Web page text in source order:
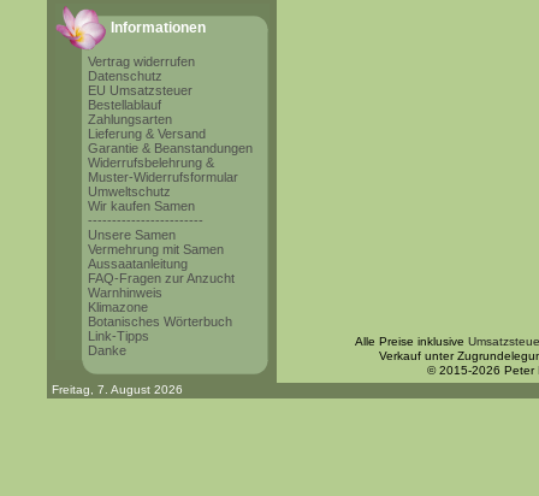
Informationen
Vertrag widerrufen
Datenschutz
EU Umsatzsteuer
Bestellablauf
Zahlungsarten
Lieferung & Versand
Garantie & Beanstandungen
Widerrufsbelehrung &
Muster-Widerrufsformular
Umweltschutz
Wir kaufen Samen
------------------------
Unsere Samen
Vermehrung mit Samen
Aussaatanleitung
FAQ-Fragen zur Anzucht
Warnhinweis
Klimazone
Botanisches Wörterbuch
Link-Tipps
Danke
Alle Preise inklusive
Verkauf unter
© 2015-2026 Peter
Freitag, 7. August 2026